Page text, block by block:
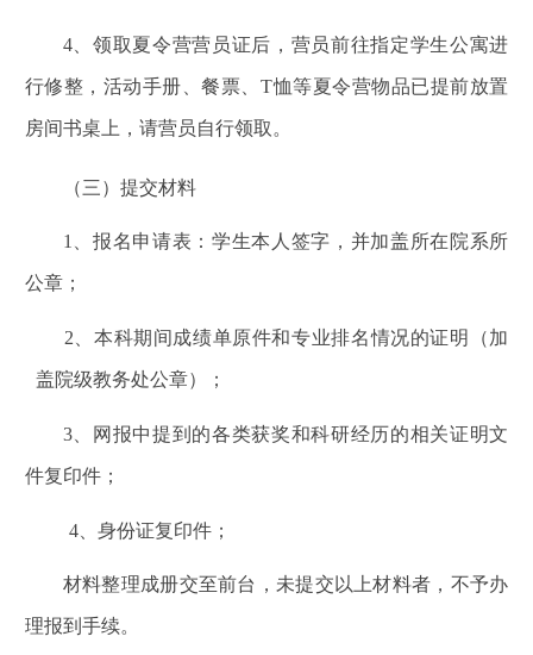
4、领取夏令营营员证后，营员前往指定学生公寓进
行修整，活动手册、餐票、T恤等夏令营物品已提前放置
房间书桌上，请营员自行领取。
（三）提交材料
1 、报名申请表：学生本人签字，并加盖所在院系所
公章；
2 、本科期间成绩单原件和专业排名情况的证明（加
盖院级教务处公章）；
3、网报中提到的各类获奖和科研经历的相关证明文
件复印件；
4、身份证复印件；
材料整理成册交至前台，未提交以上材料者，不予办
理报到手续。